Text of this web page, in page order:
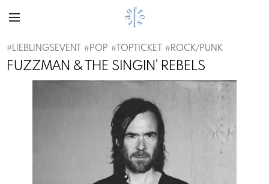
#LIEBLINGSEVENT #POP # TOPTICKET #ROCK/PUNK
FUZZMAN & THE SINGIN' REBELS